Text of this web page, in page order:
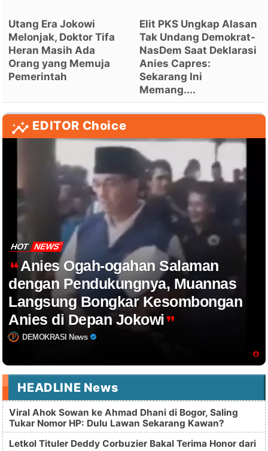
Utang Era Jokowi
Melonjak, Doktor Tifa
Heran Masih Ada
Orang yang Memuja
Pemerintah
Elit PKS Ungkap Alasan
Tak Undang Demokrat-
NasDem Saat Deklarasi
Anies Capres:
Sekarang Ini
Memang....
EDITOR Choice
HOT NEWS
Anies Ogah-ogahan Salaman
dengan Pendukungnya, Muannas
Langsung Bongkar Kesombongan
Anies di Depan Jokowi
DEMOKRASI News
HEADLINE News
Viral Ahok Sowan ke Ahmad Dhani di Bogor, Saling
Tukar Nomor HP: Dulu Lawan Sekarang Kawan?
Letkol Tituler Deddy Corbuzier Bakal Terima Honor dari